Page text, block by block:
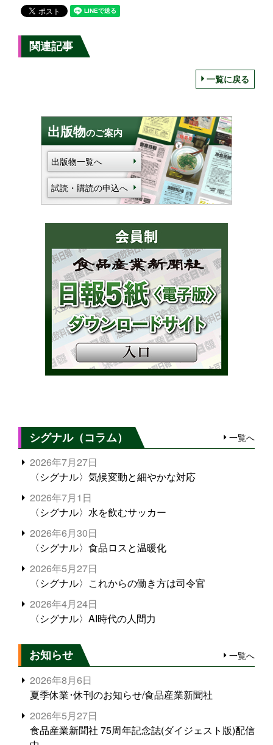
関連記事
一覧に戻る
出版物のご案内
出版物一覧へ
試読・購読の申込へ
シグナル（コラム） 一覧へ
2026年7月27日
〈シグナル〉気候変動と細やかな対応
2026年7月1日
〈シグナル〉水を飲むサッカー
2026年6月30日
〈シグナル〉食品ロスと温暖化
2026年5月27日
〈シグナル〉これからの働き方は司令官
2026年4月24日
〈シグナル〉AI時代の人間力
お知らせ 一覧へ
2026年8月6日
夏季休業･休刊のお知らせ/食品産業新聞社
2026年5月27日
食品産業新聞社 75周年記念誌(ダイジェスト版)配信